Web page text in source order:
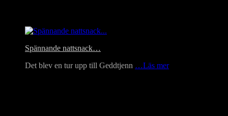
Spännande nattsnack…
Det blev en tur upp till Geddtjenn …Läs mer